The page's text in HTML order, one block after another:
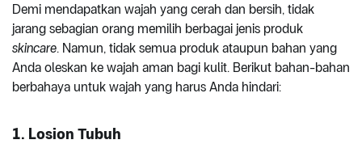
Demi mendapatkan wajah yang cerah dan bersih, tidak
jarang sebagian orang memilih berbagai jenis produk
skincare. Namun, tidak semua produk ataupun bahan yang
Anda oleskan ke wajah aman bagi kulit. Berikut bahan-bahan
berbahaya untuk wajah yang harus Anda hindari:
1. Losion Tubuh